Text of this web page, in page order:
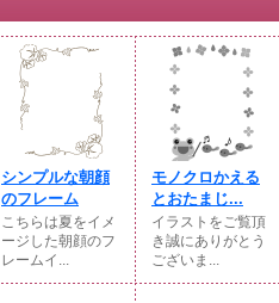
シンプルな朝顔
のフレーム
こちらは夏をイメ
ージした朝顔のフ
レームイ...
モノクロかえる
とおたまじ...
イラストをご覧頂
き誠にありがとう
ございま...